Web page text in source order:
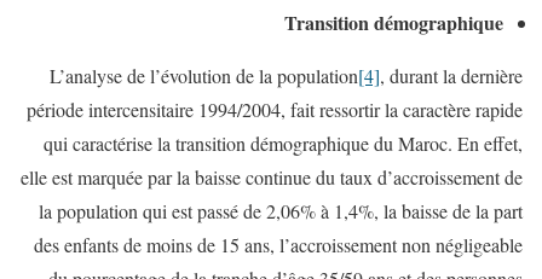
Transition démographique
L’analyse de l’évolution de la population[4], durant la dernière
période intercensitaire 1994/2004, fait ressortir la caractère rapide
qui caractérise la transition démographique du Maroc. En effet,
elle est marquée par la baisse continue du taux d’accroissement de
la population qui est passé de 2,06% à 1,4%, la baisse de la part
des enfants de moins de 15 ans, l’accroissement non négligeable